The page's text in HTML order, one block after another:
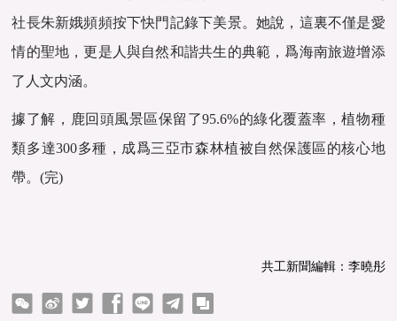
社長朱新娥頻頻按下快門記錄下美景。她說，這裏不僅是愛
情的聖地，更是人與自然和諧共生的典範，爲海南旅遊增添
了人文内涵。
據了解，鹿回頭風景區保留了95.6%的綠化覆蓋率，植物種
類多達300多種，成爲三亞市森林植被自然保護區的核心地
帶。(完)
共工新聞編輯：李曉彤
linetelegram copy